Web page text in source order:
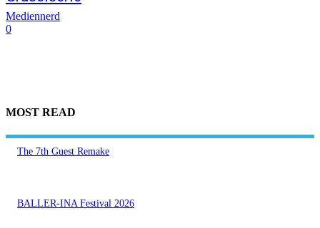
Mediennerd
0
MOST READ
The 7th Guest Remake
BALLER-INA Festival 2026